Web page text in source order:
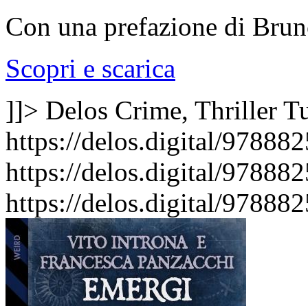
Con una prefazione di
Scopri e scarica
]]> Delos Crime, Thriller
https://delos.digital/
https://delos.digital/
https://delos.digital/